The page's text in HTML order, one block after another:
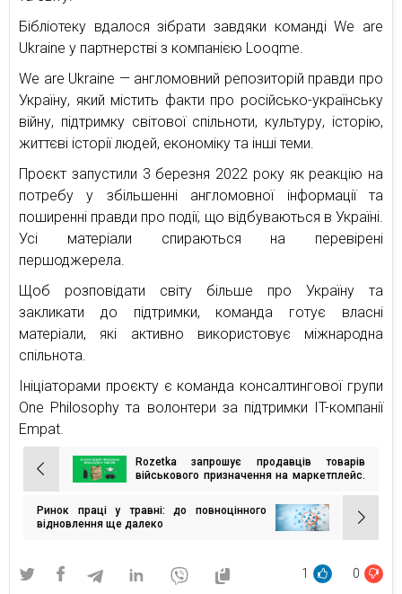
Бібліотеку вдалося зібрати завдяки команді We are
Ukraine у партнерстві з компанією Looqme.
We are Ukraine — англомовний репозиторій правди про
Україну, який містить факти про російсько-українську
війну, підтримку світової спільноти, культуру, історію,
життєві історії людей, економіку та інші теми.
Проєкт запустили 3 березня 2022 року як реакцію на
потребу у збільшенні англомовної інформації та
поширенні правди про події, що відбуваються в Україні.
Усі матеріали спираються на перевірені
першоджерела.
Щоб розповідати світу більше про Україну та
закликати до підтримки, команда готує власні
матеріали, які активно використовує міжнародна
спільнота.
Ініціаторами проєкту є команда консалтингової групи
One Philosophy та волонтери за підтримки IT-компанії
Empat.
Навігація
записів
Rozetka запрошує продавців товарів
військового призначення на маркетплейс.
Ринок праці у травні: до повноцінного
відновлення ще далеко
1 0